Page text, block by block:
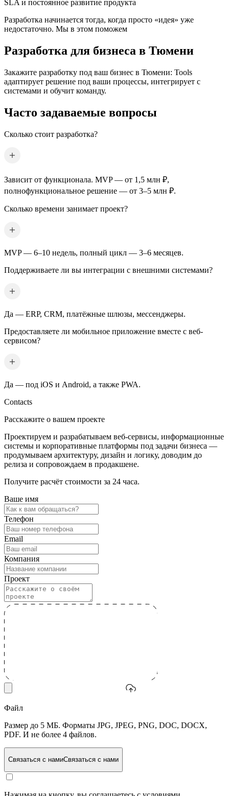
SLA и постоянное развитие продукта
Разработка начинается тогда, когда просто «идея» уже
недостаточно. Мы в этом поможем
Разработка для бизнеса в Тюмени
Закажите разработку под ваш бизнес в Тюмени: Tools
адаптирует решение под ваши процессы, интегрирует с
системами и обучит команду.
Часто задаваемые вопросы
Сколько стоит разработка?
Зависит от функционала. MVP — от 1,5 млн ₽,
полнофункциональное решение — от 3–5 млн ₽.
Сколько времени занимает проект?
MVP — 6–10 недель, полный цикл — 3–6 месяцев.
Поддерживаете ли вы интеграции с внешними системами?
Да — ERP, CRM, платёжные шлюзы, мессенджеры.
Предоставляете ли мобильное приложение вместе с веб-
сервисом?
Да — под iOS и Android, а также PWA.
Contacts
Расскажите о вашем проекте
Проектируем и разрабатываем веб-сервисы, информационные
системы и корпоративные платформы под задачи бизнеса —
продумываем архитектуру, дизайн и логику, доводим до
релиза и сопровождаем в продакшене.
Получите расчёт стоимости за 24 часа.
Ваше имя
Телефон
Email
Компания
Проект
Файл
Размер до 5 МБ. Форматы JPG, JPEG, PNG, DOC, DOCX,
PDF. И не более 4 файлов.
Связаться с намиСвязаться с нами